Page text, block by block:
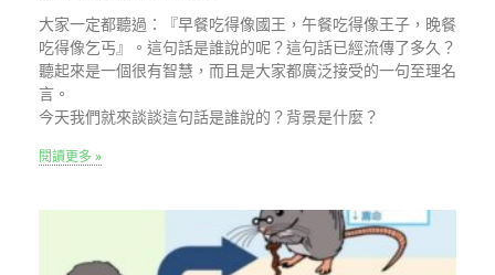
大家一定都聽過：『早餐吃得像國王，午餐吃得像王子，晚餐
吃得像乞丐』。這句話是誰說的呢？這句話已經流傳了多久？
聽起來是一個很有智慧，而且是大家都廣泛接受的一句至理名
言。
今天我們就來談談這句話是誰說的？背景是什麼？
閱讀更多 »